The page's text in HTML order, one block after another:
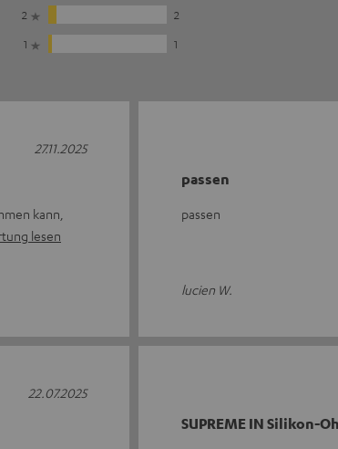
2
2
1
1
kann,
lesen
27.11.2025
passen
passen
lucien W.
22.07.2025
SUPREME IN Silikon-